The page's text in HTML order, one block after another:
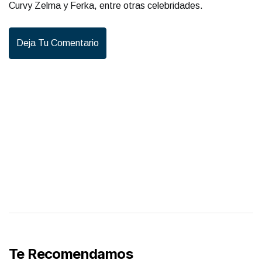
Curvy Zelma y Ferka, entre otras celebridades.
Deja Tu Comentario
Te Recomendamos